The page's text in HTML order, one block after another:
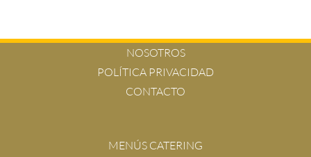
NOSOTROS
POLÍTICA PRIVACIDAD
CONTACTO
MENÚS CATERING